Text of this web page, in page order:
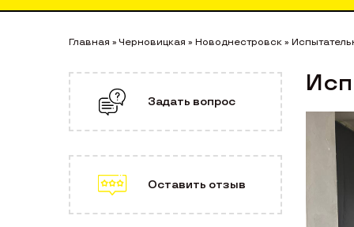
Главная » Черновицкая » Новоднестровск »
Задать вопрос
Оставить отзыв